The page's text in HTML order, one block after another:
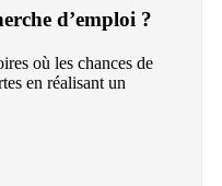
d’emploi ?
où les chances de
en réalisant un